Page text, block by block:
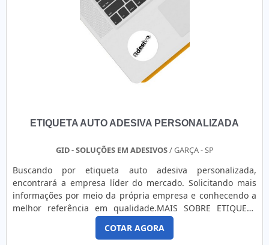
mercado de etiquetas adesivas industriais. Prezando pelo
que há de mais moderno, traz inovações e variedades em
banner grande personalizado e etiquetas em aço
escovado.É uma empresa comprometida com seus serviços
e uma empresa altamente qualificada, qualificações
possíveis pelo fato de a empresa possuir escritório de alta
qualidade onde são realizadas as atividades e
colaboradores eficientes, garante a melhor experiência para
os clientes com qualidade.
personalizadas, deve-se descartar empresas que não
tenham produtos e serviços com ótima qualidade e
proteção, detalhes primordiais que são deixados de lado
por muitas empresas que não focam na fidelização do
cliente.Existem muitas formas diferentes de demonstrar
conhecimento e autoridade em sua área de atuação. Os
motivos pelos quais a Point Impressões é referência quando
experiência na área; Trabalhadores de alta qualidade;
atividades; Tecnologia de ponta; Equipamentos de última
Point Impressões existem as melhores variedades no
segmento quando o assunto for etiquetas adesivas
personalizadas. São opções variadas que a empresa
oferece, como rótulos de vinil e películas para portas de
vidro.Isso se deve ao fato de a empresa ser comprometida
com os serviços e segura, qualificações possíveis pelo fato
ETIQUETA AUTO ADESIVA PERSONALIZADA
GID - SOLUÇÕES EM ADESIVOS/ GARÇA - SP
Buscando por etiqueta auto adesiva personalizada,
encontrará a empresa líder do mercado. Solicitando mais
informações por meio da própria empresa e conhecendo a
melhor referência em qualidade.MAIS SOBRE ETIQUETA
AUTO ADESIVA PERSONALIZADAQuem quer encontrar
etiqueta auto adesiva personalizada em uma empresa que
COTAR AGORA